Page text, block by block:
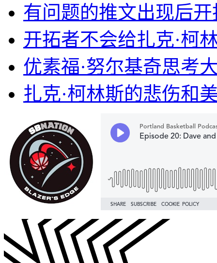
有问题的推文出现后
开拓者不会给扎克·柯
优素福·努尔基奇思考
扎克·柯林斯的悲伤和